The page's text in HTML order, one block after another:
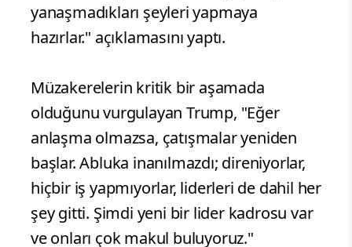
yanaşmadıkları şeyleri yapmaya
hazırlar." açıklamasını yaptı.
Müzakerelerin kritik bir aşamada
olduğunu vurgulayan Trump, "Eğer
anlaşma olmazsa, çatışmalar yeniden
başlar. Abluka inanılmazdı; direniyorlar,
hiçbir iş yapmıyorlar, liderleri de dahil her
şey gitti. Şimdi yeni bir lider kadrosu var
ve onları çok makul buluyoruz."